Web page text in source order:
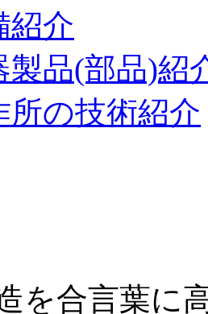
紹介
製品(部品)紹
所の技術紹介